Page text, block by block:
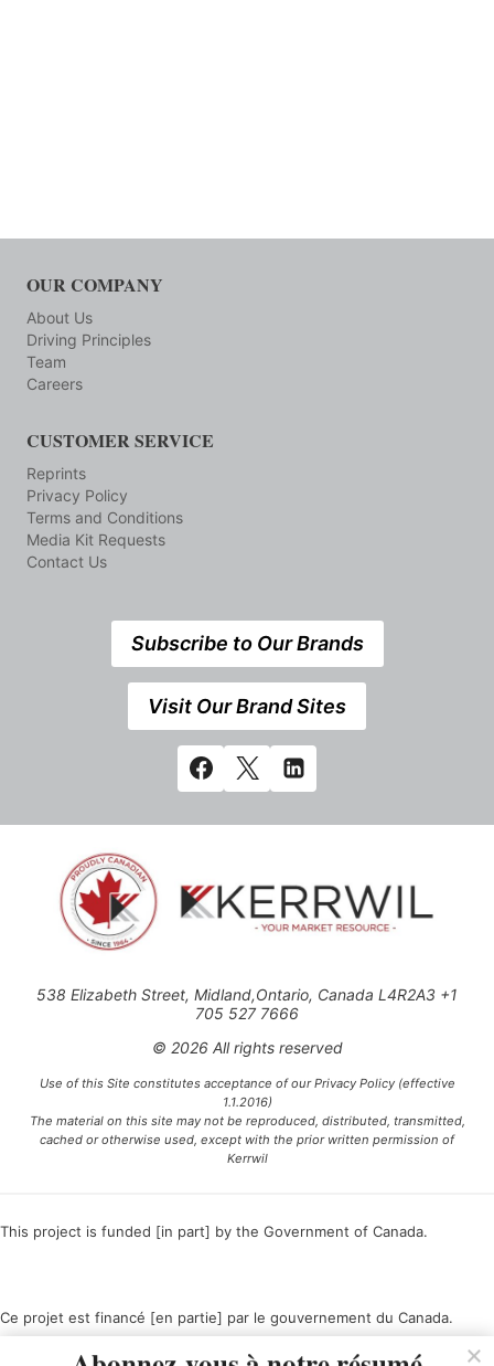
OUR COMPANY
About Us
Driving Principles
Team
Careers
CUSTOMER SERVICE
Reprints
Privacy Policy
Terms and Conditions
Media Kit Requests
Contact Us
Subscribe to Our Brands
Visit Our Brand Sites
538 Elizabeth Street, Midland,Ontario, Canada L4R2A3 +1
705 527 7666
© 2026 All rights reserved
Use of this Site constitutes acceptance of our Privacy Policy (effective
1.1.2016)
The material on this site may not be reproduced, distributed, transmitted,
cached or otherwise used, except with the prior written permission of
Kerrwil
This project is funded [in part] by the Government of Canada.
Ce projet est financé [en partie] par le gouvernement du Canada.